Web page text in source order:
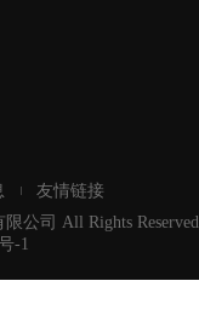
友情链接
公司 All Rights
-1